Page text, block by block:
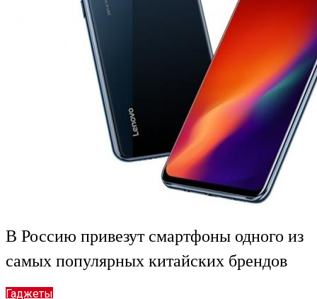
В Россию привезут смартфоны одного из
самых популярных китайских брендов
Гаджеты